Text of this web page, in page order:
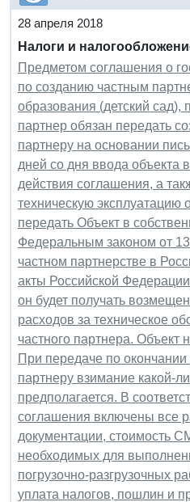
28 апреля 2018
Налоги и
Предметом соглашения о
по созданию частным
образования (детский сад),
партнер обязан передать
партнеру на основании
дней со дня ввода объекта
действия соглашения, а
техническую эксплуатацию
передать Объект в
Федеральным законом от
частном партнерстве в
акты Российской
он будет получать
расходов за техническое
частного партнера. Объект
При передаче по
партнеру взимание какой-
предполагается. В
соглашения включены все
документации, стоимость
необходимых для
погрузочно-разгрузочных
уплата налогов, пошлин и